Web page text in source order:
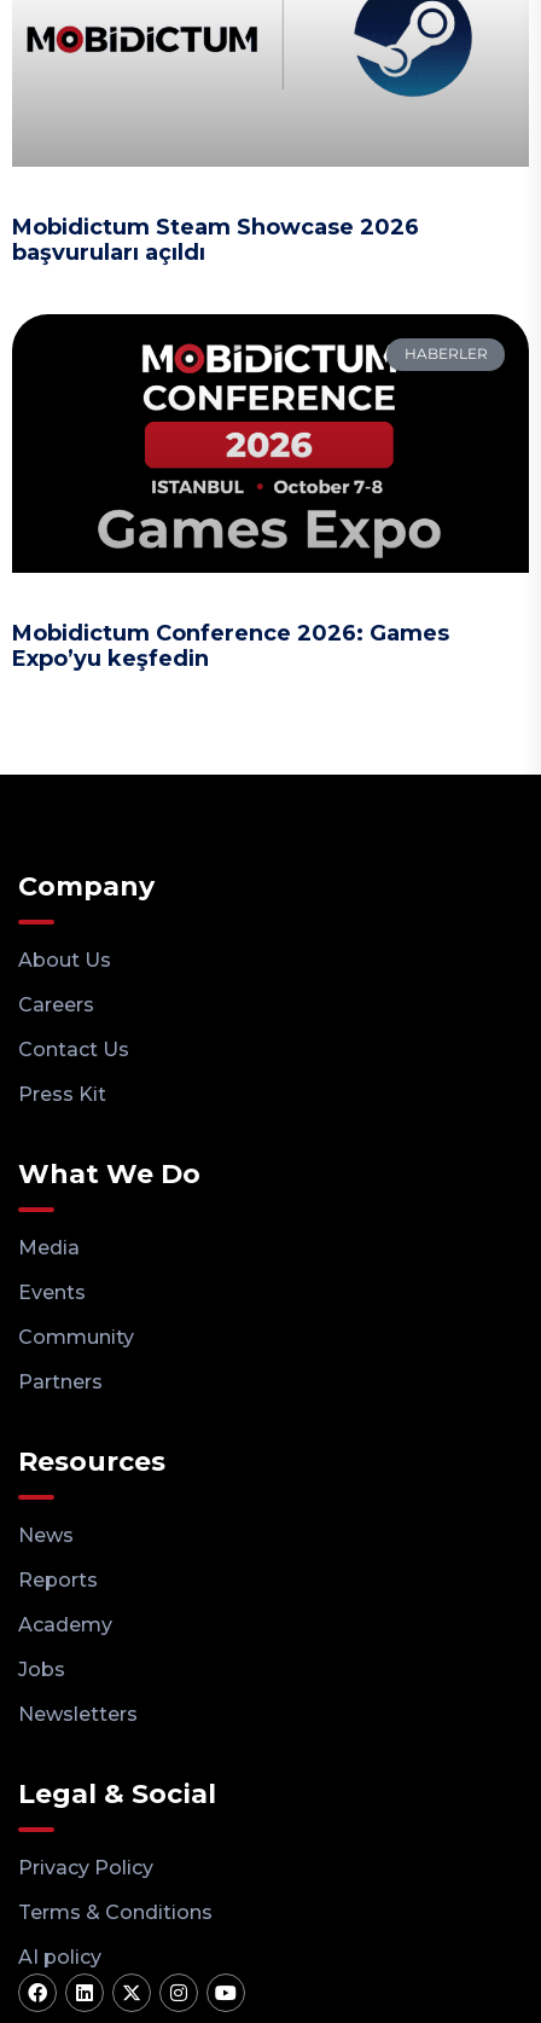
Mobidictum Steam Showcase 2026
başvuruları açıldı
HABERLER
Mobidictum Conference 2026: Games
Expo’yu keşfedin
Company
About Us
Careers
Contact Us
Press Kit
What We Do
Media
Events
Community
Partners
Resources
News
Reports
Academy
Jobs
Newsletters
Legal & Social
Privacy Policy
Terms & Conditions
AI policy